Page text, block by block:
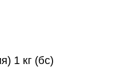
1 кг (бс)